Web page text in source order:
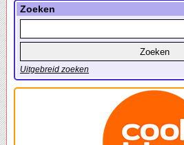
Zoeken
Uitgebreid zoeken